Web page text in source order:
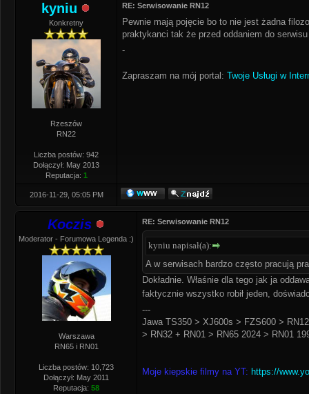
kyniu
Konkretny
Rzeszów
RN22
Liczba postów: 942
Dołączył: May 2013
Reputacja: 1
RE: Serwisowanie RN12
Pewnie mają pojęcie bo to nie jest żadna
praktykanci tak że przed oddaniem do
-
Zapraszam na mój portal: Twoje Usługi w
2016-11-29, 05:05 PM
Koczis
Moderator - Forumowa Legenda :)
Warszawa
RN65 i RN01
Liczba postów: 10,723
Dołączył: May 2011
Reputacja: 58
RE: Serwisowanie RN12
kyniu napisał(a):
A w serwisach bardzo często pracują
Dokładnie. Właśnie dla tego jak ja
faktycznie wszystko robił jeden,
---
Jawa TS350 > XJ600s > FZS600 >
> RN32 + RN01 > RN65 2024 > RN01
Moje kiepskie filmy na YT: https://